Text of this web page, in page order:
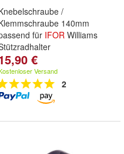
/
140mm
für IFOR Williams
€
Versand
2